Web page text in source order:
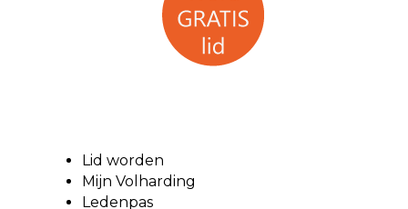
Lid worden
Mijn Volharding
Ledenpas